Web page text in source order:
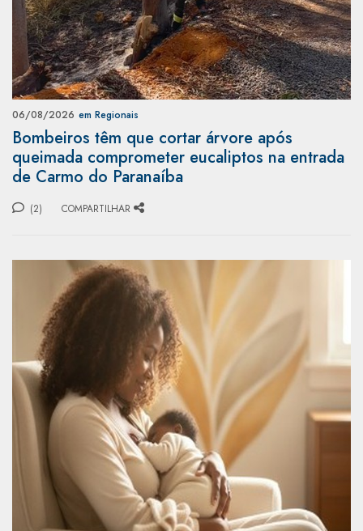
06/08/2026 em Regionais
Bombeiros têm que cortar árvore após
queimada comprometer eucaliptos na entrada
de Carmo do Paranaíba
(2) COMPARTILHAR